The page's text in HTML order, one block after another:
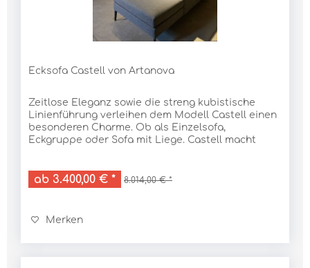
Ecksofa Castell von Artanova
Zeitlose Eleganz sowie die streng kubistische
Linienführung verleihen dem Modell Castell einen
besonderen Charme. Ob als Einzelsofa,
Eckgruppe oder Sofa mit Liege. Castell macht
ab 3.400,00 € * 8.014,00 € *
Merken